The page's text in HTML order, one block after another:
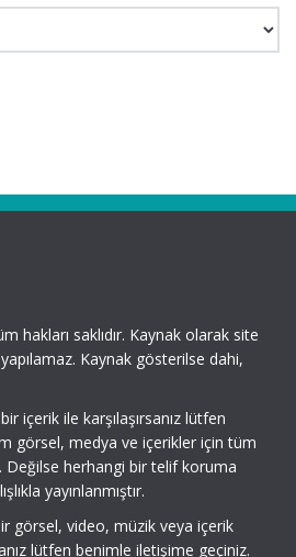
hakları saklıdır. Kaynak olarak site
Kaynak gösterilse dahi,
içerik ile karşılaşırsanız lütfen
görsel, medya ve içerikler için tüm
Değilse herhangi bir telif koruma
yayınlanmıştır.
görsel, video, müzik veya içerik
lütfen benimle iletişime geçiniz.